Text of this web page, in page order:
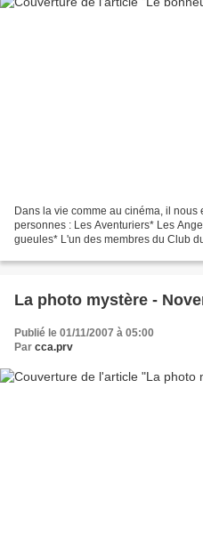
Dans la vie comme au cinéma, il
personnes : Les Aventuriers* Les
gueules* L'un des membres du Club
La photo mystère -
Publié le 01/11/2007 à 05:00
Par cca.prv